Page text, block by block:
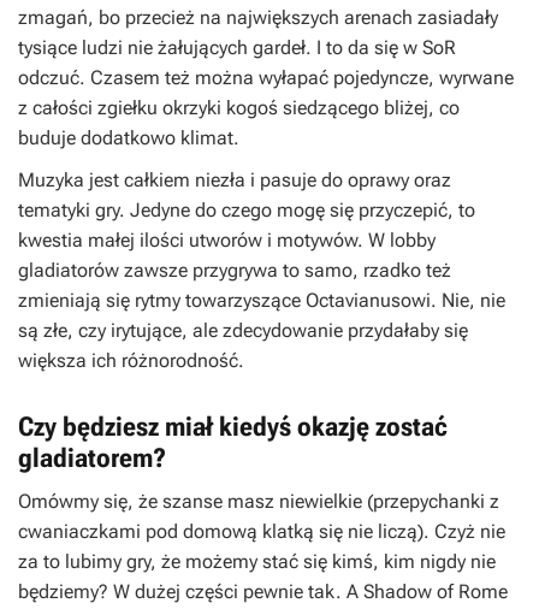
zmagań, bo przecież na największych arenach zasiadały
tysiące ludzi nie żałujących gardeł. I to da się w SoR
odczuć. Czasem też można wyłapać pojedyncze, wyrwane
z całości zgiełku okrzyki kogoś siedzącego bliżej, co
buduje dodatkowo klimat.
Muzyka jest całkiem niezła i pasuje do oprawy oraz
tematyki gry. Jedyne do czego mogę się przyczepić, to
kwestia małej ilości utworów i motywów. W lobby
gladiatorów zawsze przygrywa to samo, rzadko też
zmieniają się rytmy towarzyszące Octavianusowi. Nie, nie
są złe, czy irytujące, ale zdecydowanie przydałaby się
większa ich różnorodność.
Czy będziesz miał kiedyś okazję zostać
gladiatorem?
Omówmy się, że szanse masz niewielkie (przepychanki z
cwaniaczkami pod domową klatką się nie liczą). Czyż nie
za to lubimy gry, że możemy stać się kimś, kim nigdy nie
będziemy? W dużej części pewnie tak. A Shadow of Rome